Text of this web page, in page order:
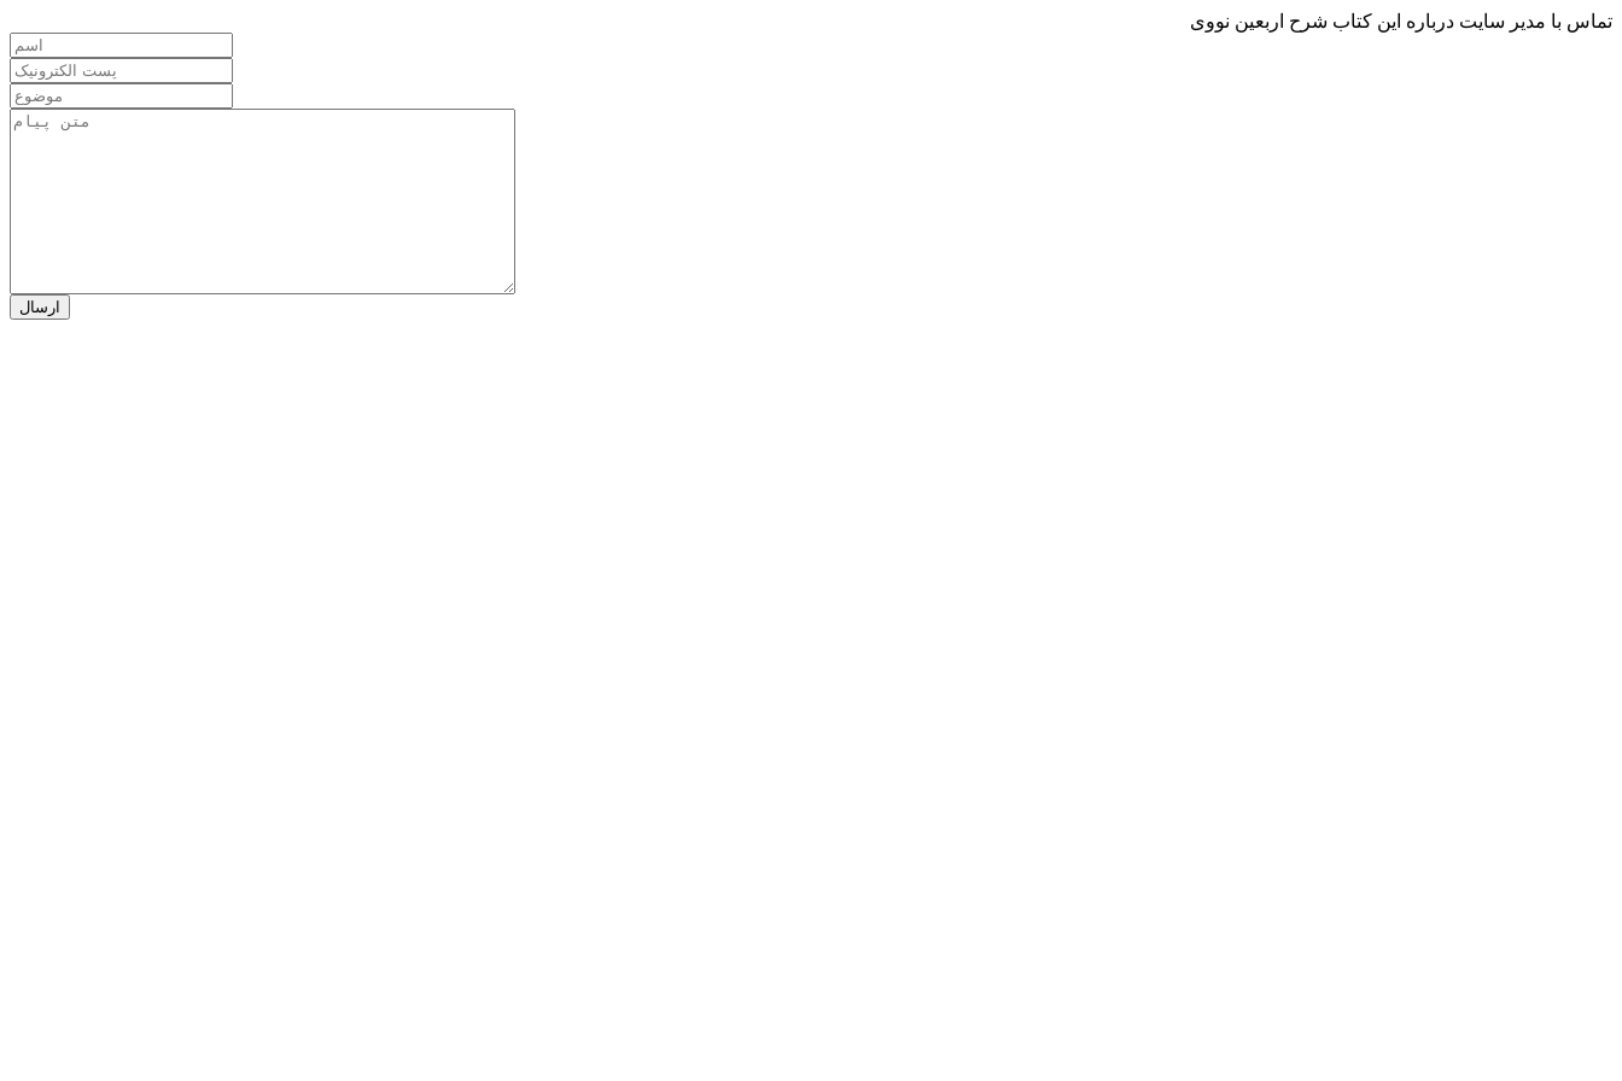
تماس با مدیر سایت درباره این کتاب شرح اربعین نووی
ارسال